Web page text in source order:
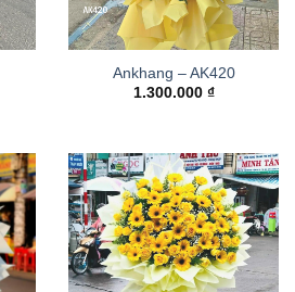
Ankhang – AK420
1.300.000 ₫